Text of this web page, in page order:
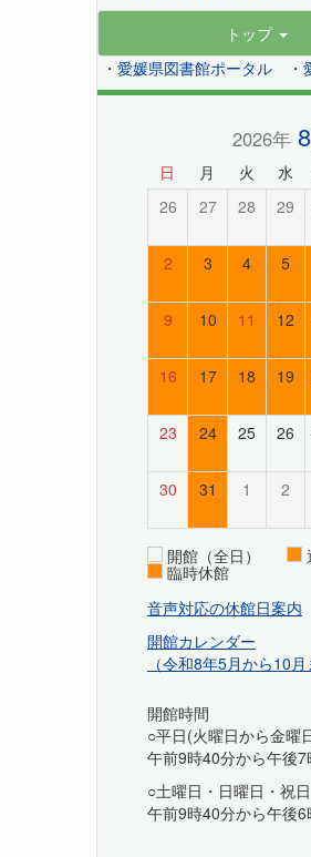
トップ
・ 愛媛県図書館ポータル ・
2026年
日 月 火 水
26 27 28 29
2 3 4 5
9 10 11 12
16 17 18 19
23 24 25 26
30 31 1 2
開館（全日）
臨時休館
音声対応の休館日案内
開館カレンダー
（令和8年5月から10
開館時間
○平日(火曜日から金曜
午前9時40分から午後7
○土曜日・日曜日・祝日
午前9時40分から午後6